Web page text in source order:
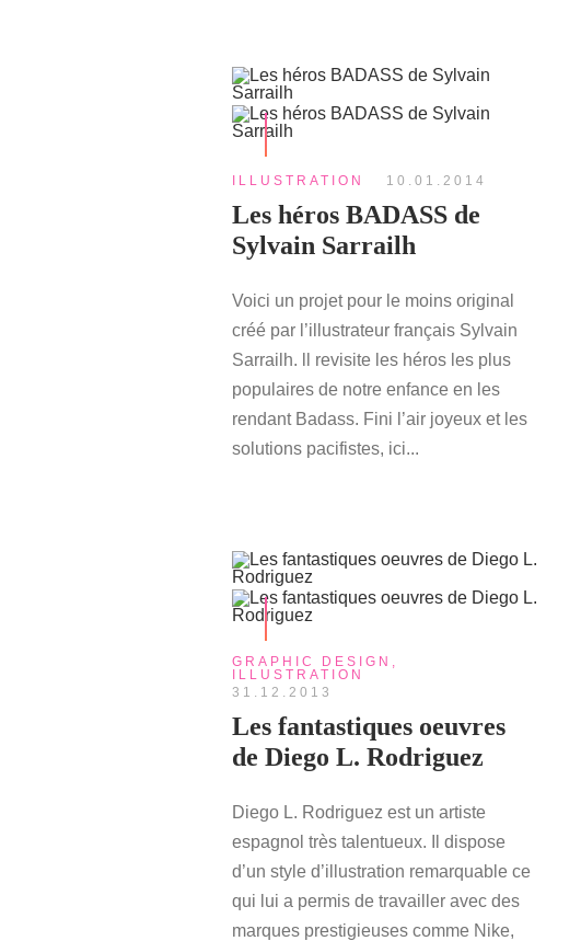
ILLUSTRATION 10.01.2014
Les héros BADASS de
Sylvain Sarrailh
Voici un projet pour le moins original
créé par l’illustrateur français Sylvain
Sarrailh. ll revisite les héros les plus
populaires de notre enfance en les
rendant Badass. Fini l’air joyeux et les
solutions pacifistes, ici...
GRAPHIC DESIGN
ILLUSTRATION
31.12.2013
Les fantastiques oeuvres
de Diego L. Rodriguez
Diego L. Rodriguez est un artiste
espagnol très talentueux. Il dispose
d’un style d’illustration remarquable ce
qui lui a permis de travailler avec des
marques prestigieuses comme Nike,